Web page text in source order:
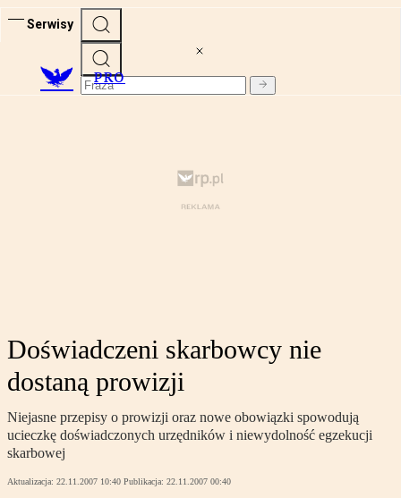
Serwisy
PRO
Doświadczeni skarbowcy nie
dostaną prowizji
Niejasne przepisy o prowizji oraz nowe obowiązki spowodują
ucieczkę doświadczonych urzędników i niewydolność egzekucji
skarbowej
Aktualizacja: 22.11.2007 10:40 Publikacja: 22.11.2007 00:40